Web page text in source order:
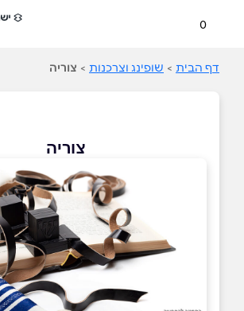
0
דף הבית > שופינג וצרכנות > צוריה
צוריה